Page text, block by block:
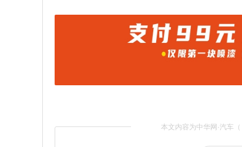
本文内容为中华网·汽车（